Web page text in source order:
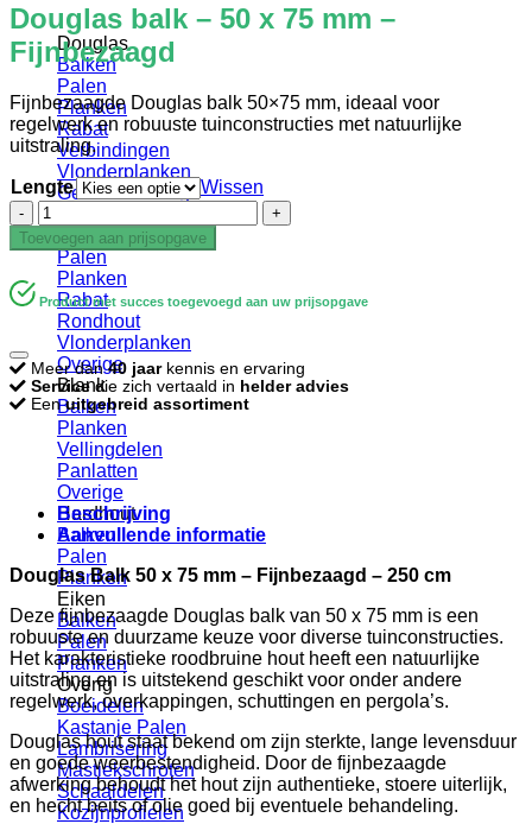
Douglas
Balken
Palen
Planken
Rabat
Verbindingen
Vlonderplanken
Gevelbekleding
Balken
Palen
Planken
Rabat
Rondhout
Vlonderplanken
Overige
Blank
Balken
Planken
Vellingdelen
Panlatten
Overige
Hardhout
Balken
Palen
Planken
Eiken
Balken
Palen
Planken
Overig
Boeidelen
Kastanje Palen
Lambrisering
Mastiekschroten
Schaaldelen
Kozijnprofielen
Douglas balk – 50 x 75 mm –
Fijnbezaagd
Fijnbezaagde Douglas balk 50×75 mm, ideaal voor
regelwerk en robuuste tuinconstructies met natuurlijke
uitstraling.
Lengte
Wissen
Douglas
balk
–
x
mm
–
Fijnbezaagd
aantal
Toevoegen aan prijsopgave
Product met succes toegevoegd aan uw prijsopgave
Meer dan40 jaarkennis en ervaring
Servicedie zich vertaald in helder advies
Eenuitgebreid assortiment
Beschrijving
Aanvullende informatie
Douglas Balk 50 x 75 mm – Fijnbezaagd – 250 cm
Deze fijnbezaagde Douglas balk van 50 x 75 mm is een
robuuste en duurzame keuze voor diverse tuinconstructies.
Het karakteristieke roodbruine hout heeft een natuurlijke
uitstraling en is uitstekend geschikt voor onder andere
regelwerk, overkappingen, schuttingen en pergola’s.
Douglas hout staat bekend om zijn sterkte, lange levensduur
en goede weerbestendigheid. Door de fijnbezaagde
afwerking behoudt het hout zijn authentieke, stoere uiterlijk,
en hecht beits of olie goed bij eventuele behandeling.